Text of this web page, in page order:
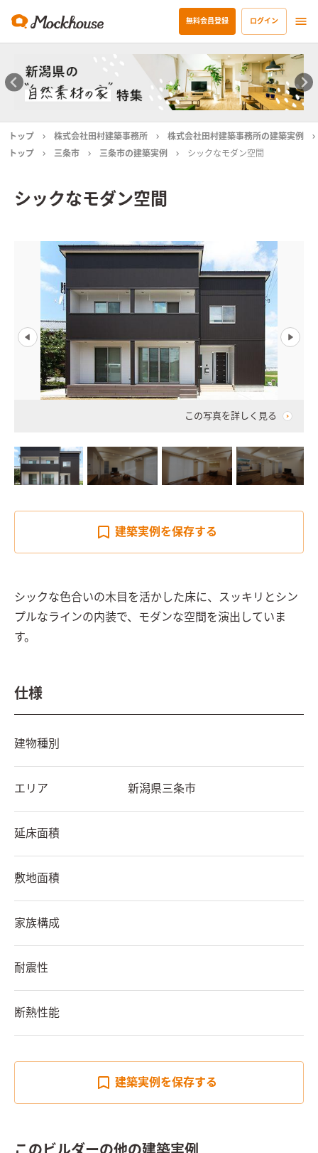
無料会員登録 ログイン
トップ 株式会社田村建築事務所
株式会社田村建築事務所の建築実例
トップ
三条市 三条市の建築実例 シックなモダン空間
シックなモダン空間
この写真を詳しく見る
建築実例を保存する
シックな色合いの木目を活かした床に、スッキリとシン
プルなラインの内装で、モダンな空間を演出していま
す。
仕様
建物種別
エリア 新潟県三条市
延床面積
敷地面積
家族構成
耐震性
断熱性能
建築実例を保存する